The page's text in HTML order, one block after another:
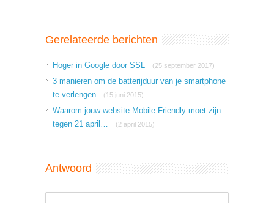
Gerelateerde berichten
Hoger in Google door SSL (25 september 2017)
3 manieren om de batterijduur van je smartphone
te verlengen
(15 juni 2015)
Waarom jouw website Mobile Friendly moet zijn
tegen 21 april…
(2 april 2015)
Antwoord